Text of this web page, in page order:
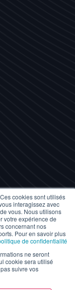
cookies sont utilisés
interagissez avec
vous. Nous utilisons
votre expérience de
concernant nos
Pour en savoir plus
de confidentialité
ne seront
cookie sera utilisé
suivre vos